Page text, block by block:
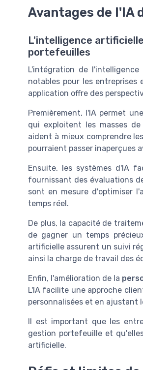
Avantages de l'IA
L'intelligence
portefeuilles
L'intégration de
notables pour les
application offre des
Premièrement, l'IA permet une
qui exploitent les masses
aident à mieux comprendre
pourraient passer inaperçues
Ensuite, les systèmes d'IA
fournissant des évaluations
sont en mesure d'optimiser
temps réel.
De plus, la capacité de
de gagner un temps
artificielle assurent un suivi
ainsi la charge de travail des
Enfin, l'amélioration de la
L'IA facilite une approche
personnalisées et en
Il est important que les
gestion portefeuille et
artificielle.